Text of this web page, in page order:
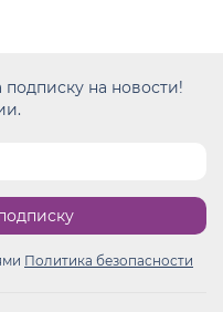
на новости!
Политика безопасности